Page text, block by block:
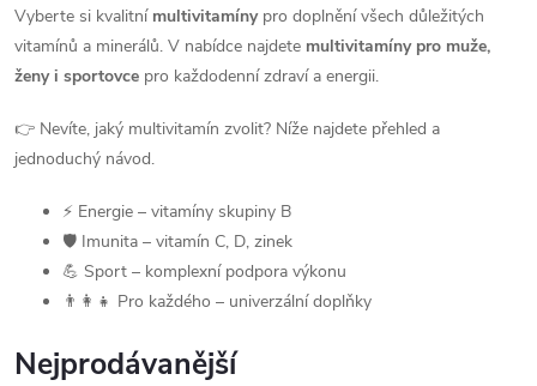
Vyberte si kvalitní multivitamínypro doplnění všech důležitých
vitamínů a minerálů. V nabídce najdete multivitamíny pro muže,
ženy i sportovce pro každodenní zdraví a energii.
👉 Nevíte, jaký multivitamín zvolit? Níže najdete přehled a
jednoduchý návod.
⚡ Energie – vitamíny skupiny B
🛡️ Imunita – vitamín C, D, zinek
💪 Sport – komplexní podpora výkonu
👨‍👩‍👧 Pro každého – univerzální doplňky
Nejprodávanější